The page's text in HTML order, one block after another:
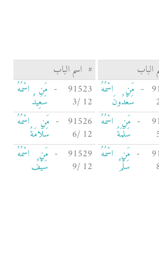
الباب # اسم الباب
91522 - مَنِ اسْمُهُ
سَعْدُونَ
91523 -
12 /3
مَنِ اسْمُهُ
سَعِيدٌ
91525 - مَنِ اسْمُهُ
سَلَمَةُ
91526 -
12 /6
مَنِ اسْمُهُ
سَلَامَةُ
91528 - مَنِ اسْمُهُ
سَلْمٌ
91529 -
12 /9
مَنِ اسْمُهُ
سَيْفٌ